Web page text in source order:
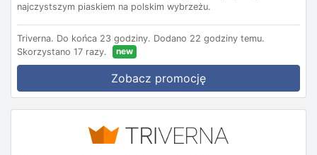
najczystszym piaskiem na polskim wybrzeżu.
Triverna. Do końca 23 godziny. Dodano 22 godziny temu.
Skorzystano 17 razy.
new
Zobacz promocję